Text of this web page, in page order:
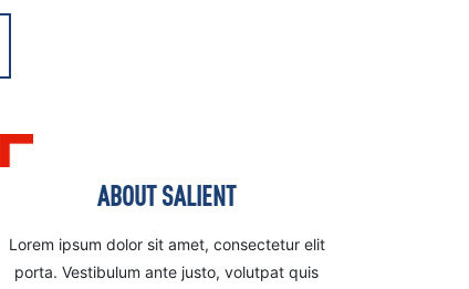
ABOUT SALIENT
Lorem ipsum dolor sit amet, consectetur elit
porta. Vestibulum ante justo, volutpat quis